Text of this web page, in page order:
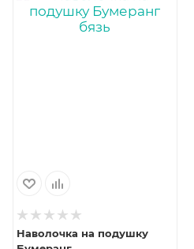
Наволочка на подушку